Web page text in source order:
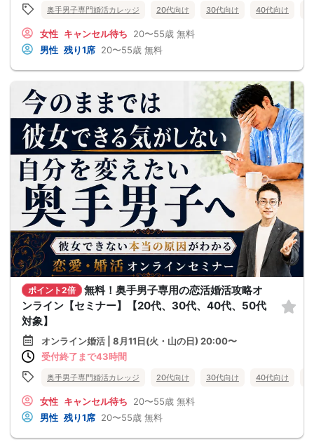
奥手男子専門婚活カレッジ 20代向け 30代向け 40代向け
女性 キャンセル待ち 20〜55歳 無料
男性 残り1席 20〜55歳 無料
ポイント2倍
無料！奥手男子専用の恋活婚活攻略オ
ンライン【セミナー】【20代、30代、40代、50代
対象】
オンライン婚活 | 8月11日(火・山の日) 20:00〜
受付終了まで43時間
奥手男子専門婚活カレッジ 20代向け 30代向け 40代向け
女性 キャンセル待ち 20〜55歳 無料
男性 残り1席 20〜55歳 無料